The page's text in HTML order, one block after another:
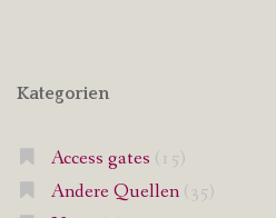
Kategorien
Access gates (15)
Andere Quellen(35)